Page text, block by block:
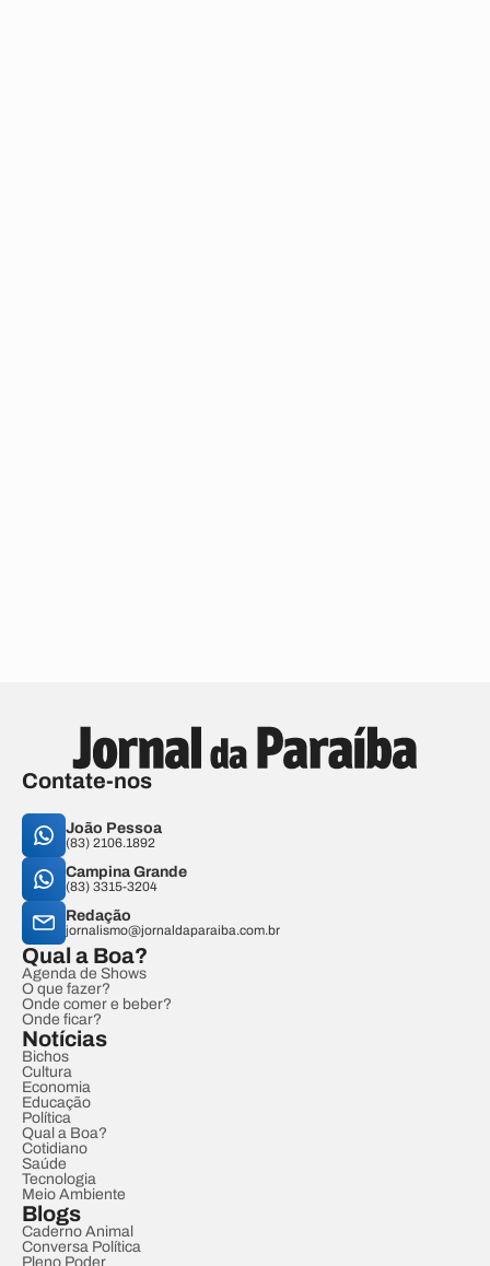
Contate-nos
João Pessoa
(83) 2106.1892
Campina Grande
(83) 3315-3204
Redação
jornalismo@jornaldaparaiba.com.br
Qual a Boa?
Agenda de Shows
O que fazer?
Onde comer e beber?
Onde ficar?
Notícias
Bichos
Cultura
Economia
Educação
Política
Qual a Boa?
Cotidiano
Saúde
Tecnologia
Meio Ambiente
Blogs
Caderno Animal
Conversa Política
Pleno Poder